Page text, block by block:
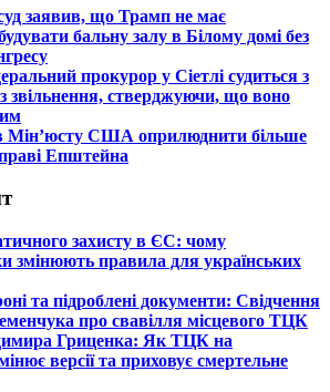
заявив, що Трамп не має
бальну залу в Білому домі без
прокурор у Сіетлі судиться з
звільнення, стверджуючи, що воно
Мін’юсту США оприлюднити більше
Епштейна
захисту в ЄС: чому
змінюють правила для українських
та підроблені документи: Свідчення
про свавілля місцевого ТЦК
Гриценка: Як ТЦК на
версії та приховує смертельне